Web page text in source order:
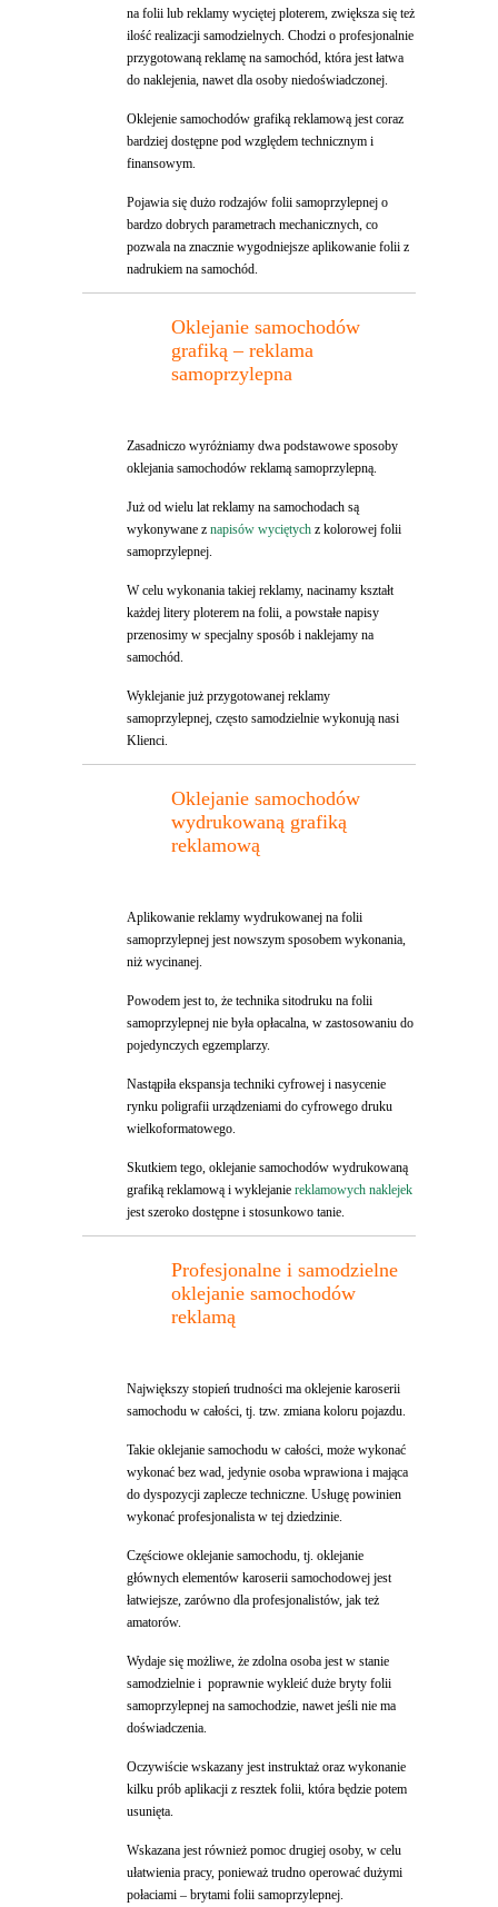
na folii lub reklamy wyciętej ploterem, zwiększa się też
ilość realizacji samodzielnych. Chodzi o profesjonalnie
przygotowaną reklamę na samochód, która jest łatwa
do naklejenia, nawet dla osoby niedoświadczonej.
Oklejenie samochodów grafiką reklamową jest coraz
bardziej dostępne pod względem technicznym i
finansowym.
Pojawia się dużo rodzajów folii samoprzylepnej o
bardzo dobrych parametrach mechanicznych, co
pozwala na znacznie wygodniejsze aplikowanie folii z
nadrukiem na samochód.
Oklejanie samochodów
grafiką – reklama
samoprzylepna
Zasadniczo wyróżniamy dwa podstawowe sposoby
oklejania samochodów reklamą samoprzylepną.
Już od wielu lat reklamy na samochodach są
wykonywane z napisów wyciętych z kolorowej folii
samoprzylepnej.
W celu wykonania takiej reklamy, nacinamy kształt
każdej litery ploterem na folii, a powstałe napisy
przenosimy w specjalny sposób i naklejamy na
samochód.
Wyklejanie już przygotowanej reklamy
samoprzylepnej, często samodzielnie wykonują nasi
Klienci.
Oklejanie samochodów
wydrukowaną grafiką
reklamową
Aplikowanie reklamy wydrukowanej na folii
samoprzylepnej jest nowszym sposobem wykonania,
niż wycinanej.
Powodem jest to, że technika sitodruku na folii
samoprzylepnej nie była opłacalna, w zastosowaniu do
pojedynczych egzemplarzy.
Nastąpiła ekspansja techniki cyfrowej i nasycenie
rynku poligrafii urządzeniami do cyfrowego druku
wielkoformatowego.
Skutkiem tego, oklejanie samochodów wydrukowaną
grafiką reklamową i wyklejanie reklamowych naklejek
jest szeroko dostępne i stosunkowo tanie.
Profesjonalne i samodzielne
oklejanie samochodów
reklamą
Największy stopień trudności ma oklejenie karoserii
samochodu w całości, tj. tzw. zmiana koloru pojazdu.
Takie oklejanie samochodu w całości, może wykonać
wykonać bez wad, jedynie osoba wprawiona i mająca
do dyspozycji zaplecze techniczne. Usługę powinien
wykonać profesjonalista w tej dziedzinie.
Częściowe oklejanie samochodu, tj. oklejanie
głównych elementów karoserii samochodowej jest
łatwiejsze, zarówno dla profesjonalistów, jak też
amatorów.
Wydaje się możliwe, że zdolna osoba jest w stanie
samodzielnie i poprawnie wykleić duże bryty folii
samoprzylepnej na samochodzie, nawet jeśli nie ma
doświadczenia.
Oczywiście wskazany jest instruktaż oraz wykonanie
kilku prób aplikacji z resztek folii, która będzie potem
usunięta.
Wskazana jest również pomoc drugiej osoby, w celu
ułatwienia pracy, ponieważ trudno operować dużymi
połaciami – brytami folii samoprzylepnej.